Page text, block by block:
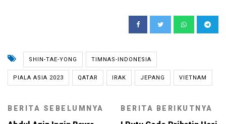
SHIN-TAE-YONG TIMNAS-INDONESIA
PIALA ASIA 2023 QATAR IRAK JEPANG VIETNAM
BERITA SEBELUMNYA BERITA BERIKUTNYA